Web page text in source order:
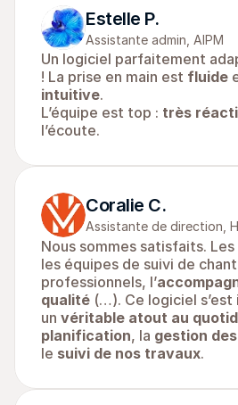
Estelle P.
Assistante admin, AIPM
Un logiciel parfaitement
! La prise en main est fluide
intuitive.
L’équipe est top : très
l’écoute.
Coralie C.
Assistante de direction,
Nous sommes satisfaits.
les équipes de suivi de
professionnels, l’
qualité (…). Ce logiciel
un véritable atout au
planification, la gestion
le suivi de nos travaux.